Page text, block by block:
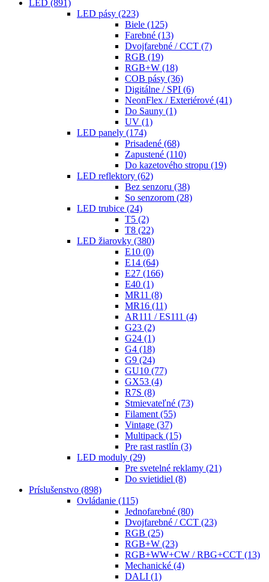
LED (891)
LED pásy (223)
Biele (125)
Farebné (13)
Dvojfarebné / CCT (7)
RGB (19)
RGB+W (18)
COB pásy (36)
Digitálne / SPI (6)
NeonFlex / Exteriérové (41)
Do Sauny (1)
UV (1)
LED panely (174)
Prisadené (68)
Zapustené (110)
Do kazetového stropu (19)
LED reflektory (62)
Bez senzoru (38)
So senzorom (28)
LED trubice (24)
T5 (2)
T8 (22)
LED žiarovky (380)
E10 (0)
E14 (64)
E27 (166)
E40 (1)
MR11 (8)
MR16 (11)
AR111 / ES111 (4)
G23 (2)
G24 (1)
G4 (18)
G9 (24)
GU10 (77)
GX53 (4)
R7S (8)
Stmievateľné (73)
Filament (55)
Vintage (37)
Multipack (15)
Pre rast rastlín (3)
LED moduly (29)
Pre svetelné reklamy (21)
Do svietidiel (8)
Príslušenstvo (898)
Ovládanie (115)
Jednofarebné (80)
Dvojfarebné / CCT (23)
RGB (25)
RGB+W (23)
RGB+WW+CW / RBG+CCT (13)
Mechanické (4)
DALI (1)